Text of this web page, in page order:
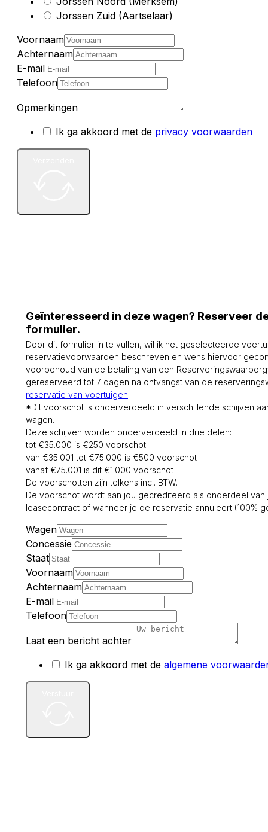
Jorssen Zuid (Aartselaar)
Voornaam
Achternaam
E-mail
Telefoon
Opmerkingen
Ik ga akkoord met de privacy voorwaarden
Geïnteresseerd in deze wagen? Reserveer
formulier.
Door dit formulier in te vullen, wil ik het geselecteerde
reservatievoorwaarden beschreven en wens hiervoor
voorbehoud van de betaling van een
gereserveerd tot 7 dagen na ontvangst van de
reservatie van voertuigen.
*Dit voorschot is onderverdeeld in verschillende schijven
wagen.
Deze schijven worden onderverdeeld in drie delen:
tot €35.000 is €250 voorschot
van €35.001 tot €75.000 is €500 voorschot
vanaf €75.001 is dit €1.000 voorschot
De voorschotten zijn telkens incl. BTW.
De voorschot wordt aan jou gecrediteerd als onderdeel
leasecontract of wanneer je de reservatie annuleert (100%
Wagen
Concessie
Staat
Voornaam
Achternaam
E-mail
Telefoon
Laat een bericht achter
Ik ga akkoord met de algemene